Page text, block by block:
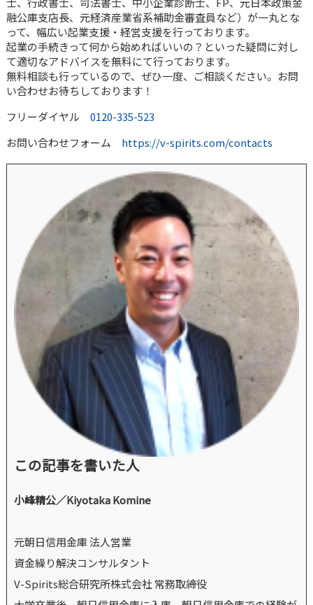
融公庫支店長、元経済産業省系補助金審査員など）が一丸とな
って、幅広い起業支援・経営支援を行っております。
起業の手続きって何から始めればいいの？といった疑問に対し
て適切なアドバイスを無料にて行っております。
無料相談も行っているので、ぜひ一度、ご相談ください。お問
い合わせお待ちしております！
フリーダイヤル 0120-335-523
お問い合わせフォーム https://v-spirits.com/contacts
この記事を書いた人
小峰精公／Kiyotaka Komine
元朝日信用金庫 法人営業
資金繰り解決コンサルタント
V-Spirits総合研究所株式会社 常務取締役